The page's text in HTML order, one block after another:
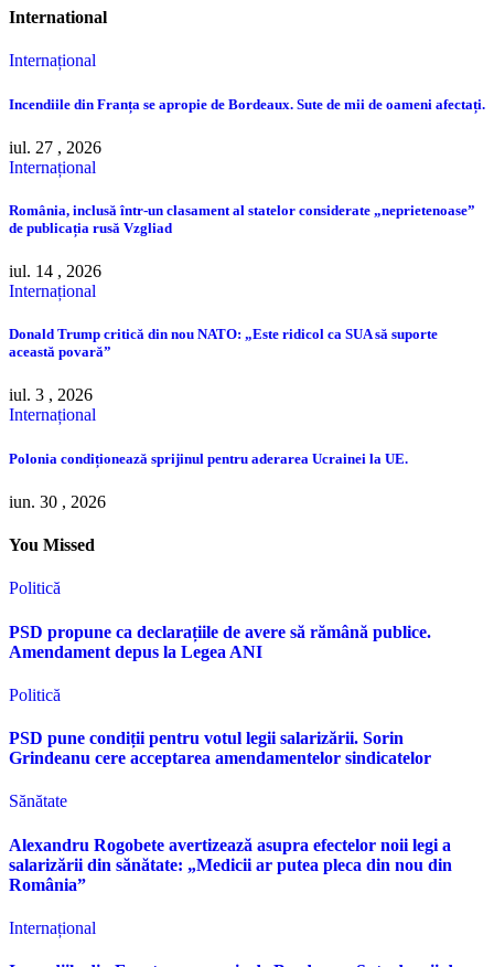
International
Internațional
Incendiile din Franța se apropie de Bordeaux. Sute de mii de oameni afectați.
iul. 27 , 2026
Internațional
România, inclusă într-un clasament al statelor considerate „neprietenoase”
de publicația rusă Vzgliad
iul. 14 , 2026
Internațional
Donald Trump critică din nou NATO: „Este ridicol ca SUA să suporte
această povară”
iul. 3 , 2026
Internațional
Polonia condiționează sprijinul pentru aderarea Ucrainei la UE.
iun. 30 , 2026
You Missed
Politică
PSD propune ca declarațiile de avere să rămână publice.
Amendament depus la Legea ANI
Politică
PSD pune condiții pentru votul legii salarizării. Sorin
Grindeanu cere acceptarea amendamentelor sindicatelor
Sănătate
Alexandru Rogobete avertizează asupra efectelor noii legi a
salarizării din sănătate: „Medicii ar putea pleca din nou din
România”
Internațional